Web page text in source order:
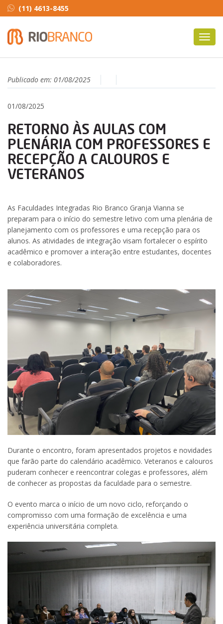
(11) 4613-8455
Publicado em: 01/08/2025
01/08/2025
RETORNO ÀS AULAS COM
PLENÁRIA COM PROFESSORES E
RECEPÇÃO A CALOUROS E
VETERANOS
As Faculdades Integradas Rio Branco Granja Vianna se
preparam para o início do semestre letivo com uma plenária de
planejamento com os professores e uma recepção para os
alunos. As atividades de integração visam fortalecer o espírito
acadêmico e promover a interação entre estudantes, docentes
e colaboradores.
Durante o encontro, foram apresentados projetos e novidades
que farão parte do calendário acadêmico. Veteranos e calouros
puderam conhecer e reencontrar colegas e professores, além
de conhecer as propostas da faculdade para o semestre.
O evento marca o início de um novo ciclo, reforçando o
compromisso com uma formação de excelência e uma
experiência universitária completa.